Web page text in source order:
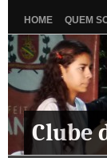
HOME QUEM
Clube